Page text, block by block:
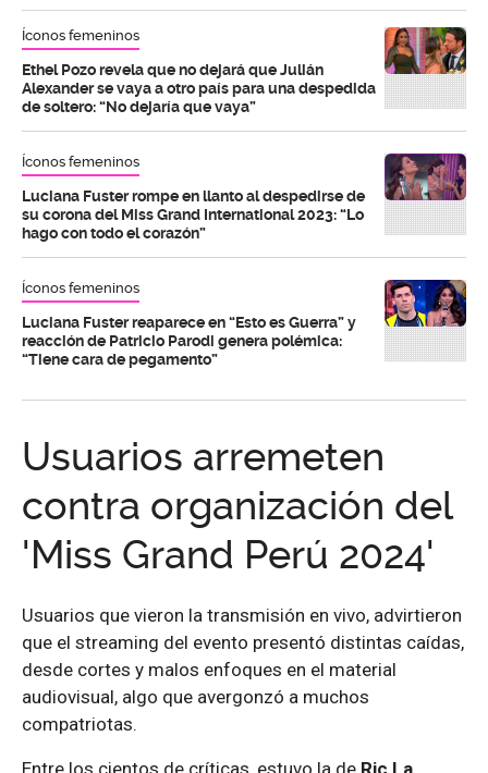
Íconos femeninos
Ethel Pozo revela que no dejará que Julián
Alexander se vaya a otro país para una despedida
de soltero: “No dejaría que vaya”
Íconos femeninos
Luciana Fuster rompe en llanto al despedirse de
su corona del Miss Grand International 2023: “Lo
hago con todo el corazón”
Íconos femeninos
Luciana Fuster reaparece en “Esto es Guerra” y
reacción de Patricio Parodi genera polémica:
“Tiene cara de pegamento”
Usuarios arremeten
contra organización del
'Miss Grand Perú 2024'
Usuarios que vieron la transmisión en vivo, advirtieron
que el streaming del evento presentó distintas caídas,
desde cortes y malos enfoques en el material
audiovisual, algo que avergonzó a muchos
compatriotas.